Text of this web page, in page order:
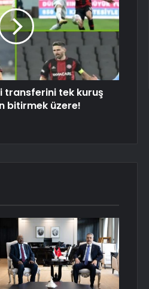
transferini tek kuruş
bitirmek üzere!